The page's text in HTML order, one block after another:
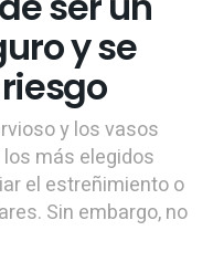
y se
y los vasos
más elegidos
el estreñimiento o
Sin embargo, no